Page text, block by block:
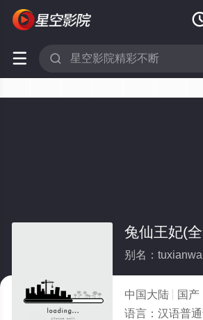
 
兔仙王妃(
别名：
中国大陆 国产
语言： 汉语普